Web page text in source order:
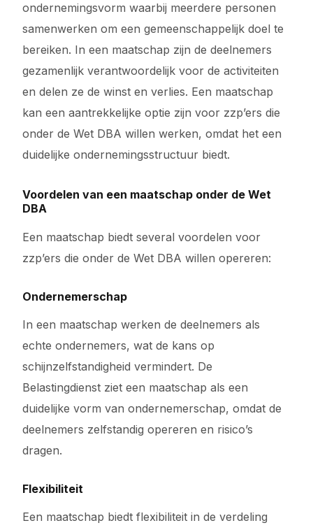
ondernemingsvorm waarbij meerdere personen
samenwerken om een gemeenschappelijk doel te
bereiken. In een maatschap zijn de deelnemers
gezamenlijk verantwoordelijk voor de activiteiten
en delen ze de winst en verlies. Een maatschap
kan een aantrekkelijke optie zijn voor zzp’ers die
onder de Wet DBA willen werken, omdat het een
duidelijke ondernemingsstructuur biedt.
Voordelen van een maatschap onder de Wet
DBA
Een maatschap biedt several voordelen voor
zzp’ers die onder de Wet DBA willen opereren:
Ondernemerschap
In een maatschap werken de deelnemers als
echte ondernemers, wat de kans op
schijnzelfstandigheid vermindert. De
Belastingdienst ziet een maatschap als een
duidelijke vorm van ondernemerschap, omdat de
deelnemers zelfstandig opereren en risico’s
dragen.
Flexibiliteit
Een maatschap biedt flexibiliteit in de verdeling